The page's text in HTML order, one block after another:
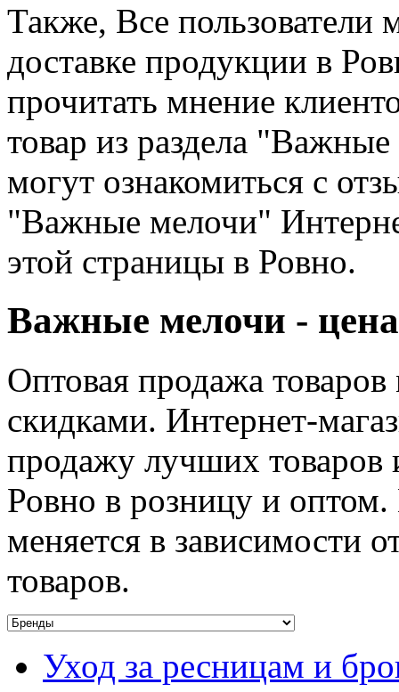
Также, Все пользователи
доставке продукции в
прочитать мнение
товар из раздела
могут ознакомиться с
"Важные мелочи"
этой страницы в Ровно.
Важные мелочи -
Оптовая продажа
скидками. Интернет-
продажу лучших товаров
Ровно в розницу и
меняется в зависимости
товаров.
Уход за ресницам и